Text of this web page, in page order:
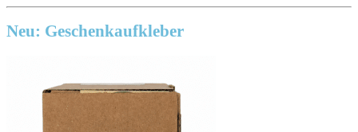
Neu: Geschenkaufkleber